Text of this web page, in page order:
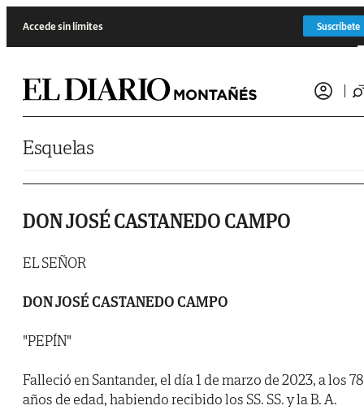
Accede sin límites Suscríbete
Esquelas
DON JOSÉ CASTANEDO CAMPO
EL SEÑOR
DON JOSÉ CASTANEDO CAMPO
"PEPÍN"
Falleció en Santander, el día 1 de marzo de 2023, a los 78
años de edad, habiendo recibido los SS. SS. y la B. A.